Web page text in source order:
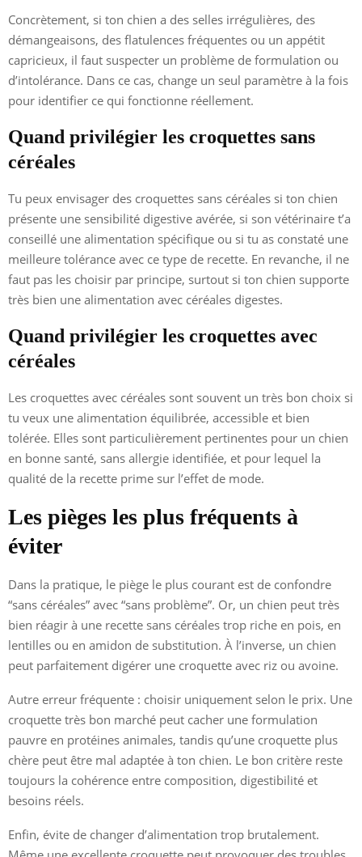
Concrètement, si ton chien a des selles irrégulières, des
démangeaisons, des flatulences fréquentes ou un appétit
capricieux, il faut suspecter un problème de formulation ou
d’intolérance. Dans ce cas, change un seul paramètre à la fois
pour identifier ce qui fonctionne réellement.
Quand privilégier les croquettes sans
céréales
Tu peux envisager des croquettes sans céréales si ton chien
présente une sensibilité digestive avérée, si son vétérinaire t’a
conseillé une alimentation spécifique ou si tu as constaté une
meilleure tolérance avec ce type de recette. En revanche, il ne
faut pas les choisir par principe, surtout si ton chien supporte
très bien une alimentation avec céréales digestes.
Quand privilégier les croquettes avec
céréales
Les croquettes avec céréales sont souvent un très bon choix si
tu veux une alimentation équilibrée, accessible et bien
tolérée. Elles sont particulièrement pertinentes pour un chien
en bonne santé, sans allergie identifiée, et pour lequel la
qualité de la recette prime sur l’effet de mode.
Les pièges les plus fréquents à
éviter
Dans la pratique, le piège le plus courant est de confondre
“sans céréales” avec “sans problème”. Or, un chien peut très
bien réagir à une recette sans céréales trop riche en pois, en
lentilles ou en amidon de substitution. À l’inverse, un chien
peut parfaitement digérer une croquette avec riz ou avoine.
Autre erreur fréquente : choisir uniquement selon le prix. Une
croquette très bon marché peut cacher une formulation
pauvre en protéines animales, tandis qu’une croquette plus
chère peut être mal adaptée à ton chien. Le bon critère reste
toujours la cohérence entre composition, digestibilité et
besoins réels.
Enfin, évite de changer d’alimentation trop brutalement.